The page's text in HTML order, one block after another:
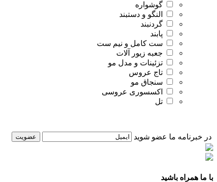
گوشواره
النگو و دستبند
گردنبند
پابند
ست کامل و نیم ست
جعبه زیور آلات
تزئینات و مدل مو
تاج عروس
سنجاق مو
اکسسوری عروسی
تل
در خبرنامه ما عضو شوید
با ما همراه باشید